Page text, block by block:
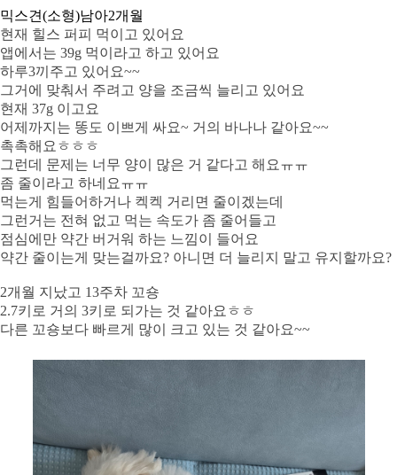
믹스견(소형)남아2개월
현재 힐스 퍼피 먹이고 있어요
앱에서는 39g 먹이라고 하고 있어요
하루3끼주고 있어요~~
그거에 맞춰서 주려고 양을 조금씩 늘리고 있어요
현재 37g 이고요
어제까지는 똥도 이쁘게 싸요~ 거의 바나나 같아요~~
촉촉해요ㅎㅎㅎ
그런데 문제는 너무 양이 많은 거 같다고 해요ㅠㅠ
좀 줄이라고 하네요ㅠㅠ
먹는게 힘들어하거나 켁켁 거리면 줄이겠는데
그런거는 전혀 없고 먹는 속도가 좀 줄어들고
점심에만 약간 버거워 하는 느낌이 들어요
약간 줄이는게 맞는걸까요? 아니면 더 늘리지 말고 유지할까요?
2개월 지났고 13주차 꼬숑
2.7키로 거의 3키로 되가는 것 같아요ㅎㅎ
다른 꼬숑보다 빠르게 많이 크고 있는 것 같아요~~